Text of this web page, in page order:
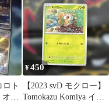
ト
オー
¥450
【2023 svD モクロー】
Tomokazu Komiya イラ